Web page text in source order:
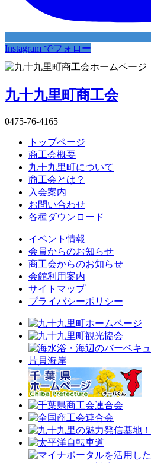
Instagram でフォロー
九十九里町商工会
0475-76-4165
トップページ
商工会概要
九十九里町について
商工会とは？
入会案内
お問い合わせ
各種ダウンロード
イベント情報
会員からのお知らせ
商工会からのお知らせ
会館利用案内
サイトマップ
プライバシーポリシー